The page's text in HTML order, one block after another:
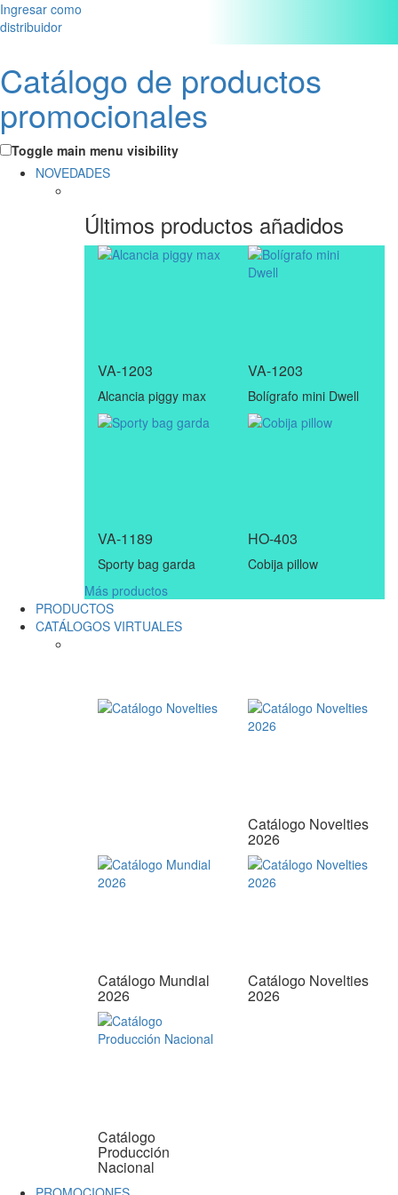
Ingresar como
distribuidor
Catálogo de productos
promocionales
Toggle main menu visibility
NOVEDADES
Últimos productos añadidos
VA-1203
Alcancia piggy max
VA-1203
Bolígrafo mini Dwell
VA-1189
Sporty bag garda
HO-403
Cobija pillow
Más productos
PRODUCTOS
CATÁLOGOS VIRTUALES
Catálogo Novelties
2026
Catálogo Mundial
2026
Catálogo Novelties
2026
Catálogo
Producción
Nacional